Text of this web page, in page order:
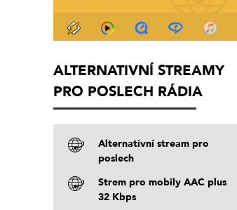
ALTERNATIVNÍ STREAMY
PRO POSLECH RÁDIA
Alternativní stream pro
poslech
Strem pro mobily AAC plus
32 Kbps